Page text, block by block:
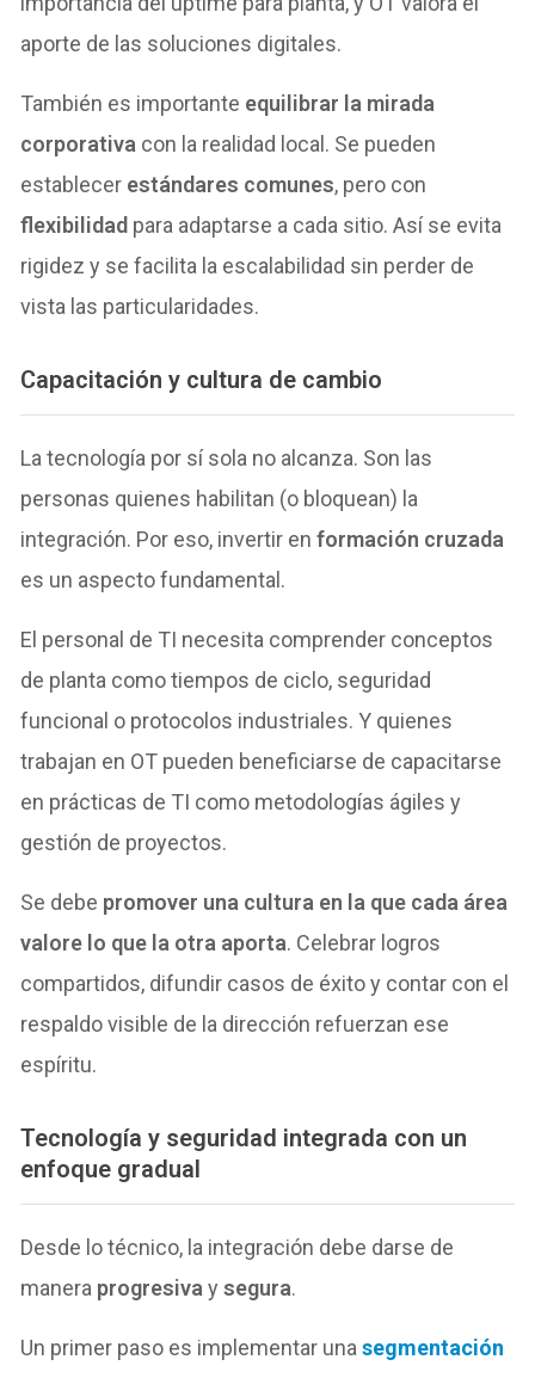
aporte de las soluciones digitales.
También es importante equilibrar la mirada
corporativa con la realidad local. Se pueden
establecer estándares comunes, pero con
flexibilidad para adaptarse a cada sitio. Así se evita
rigidez y se facilita la escalabilidad sin perder de
vista las particularidades.
Capacitación y cultura de cambio
La tecnología por sí sola no alcanza. Son las
personas quienes habilitan (o bloquean) la
integración. Por eso, invertir enformación cruzada
es un aspecto fundamental.
El personal de TI necesita comprender conceptos
de planta como tiempos de ciclo, seguridad
funcional o protocolos industriales. Y quienes
trabajan en OT pueden beneficiarse de capacitarse
en prácticas de TI como metodologías ágiles y
gestión de proyectos.
Se debe promover una cultura en la que cada área
valore lo que la otra aporta. Celebrar logros
compartidos, difundir casos de éxito y contar con el
respaldo visible de la dirección refuerzan ese
espíritu.
Tecnología y seguridad integrada con un
enfoque gradual
Desde lo técnico, la integración debe darse de
manera progresivaysegura.
Un primer paso es implementar unasegmentación